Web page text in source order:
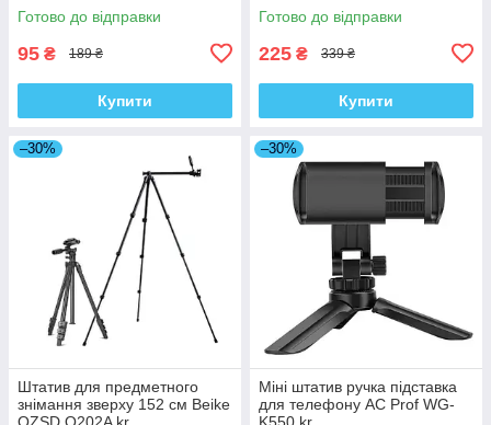
Готово до відправки
95 ₴ 189 ₴
Купити
Готово до відправки
225 ₴ 339 ₴
Купити
–30%
Штатив для предметного
знімання зверху 152 см Beike
–30%
Міні штатив ручка підставка
для телефону AC Prof WG-